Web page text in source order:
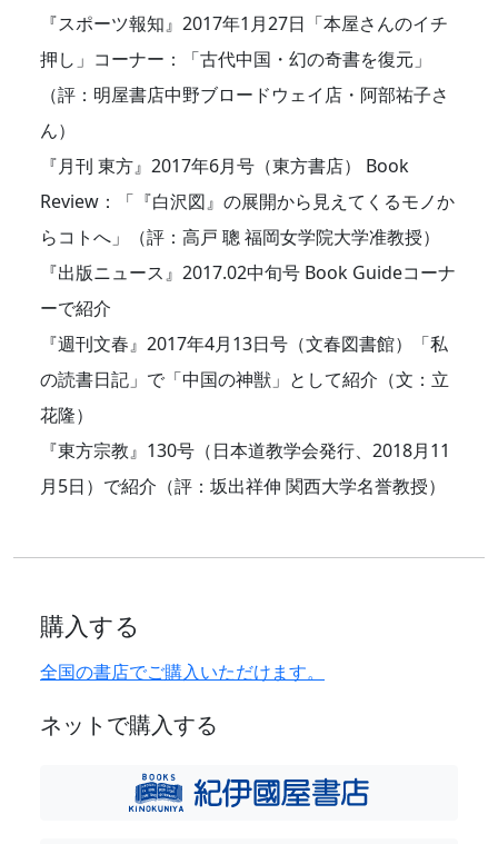
『スポーツ報知』2017年1月27日「本屋さんのイチ
押し」コーナー：「古代中国・幻の奇書を復元」
（評：明屋書店中野ブロードウェイ店・阿部祐子さ
ん）
『月刊 東方』2017年6月号（東方書店） Book
Review：「『白沢図』の展開から見えてくるモノか
らコトへ」（評：高戸 聰 福岡女学院大学准教授）
『出版ニュース』2017.02中旬号 Book Guideコーナ
ーで紹介
『週刊文春』2017年4月13日号（文春図書館）「私
の読書日記」で「中国の神獣」として紹介（文：立
花隆）
『東方宗教』130号（日本道教学会発行、2018月11
月5日）で紹介（評：坂出祥伸 関西大学名誉教授）
購入する
全国の書店でご購入いただけます。
ネットで購入する